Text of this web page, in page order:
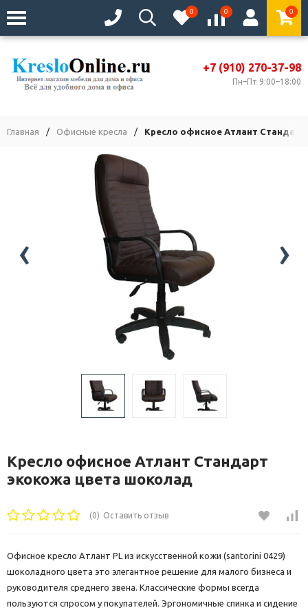
0 0 0
+7 (910) 270-37-98
Пн–Пт 9:00–18:00
Главная / Офисные кресла / Кресло офисное Атлант
‹ ›
Кресло офисное Атлант Стандарт
экокожа цвета шоколад
(0) Оставить отзыв
Офисное кресло Атлант PL из искусственной кожи (santorini 0429)
шоколадного цвета это элегантное решение для малого бизнеса и
руководителя среднего звена. Классические формы всегда
пользуются спросом у покупателей. Эргономичные спинка и сидение